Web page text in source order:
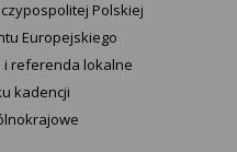
Polskiej
Europejskiego
i referenda lokalne
kadencji